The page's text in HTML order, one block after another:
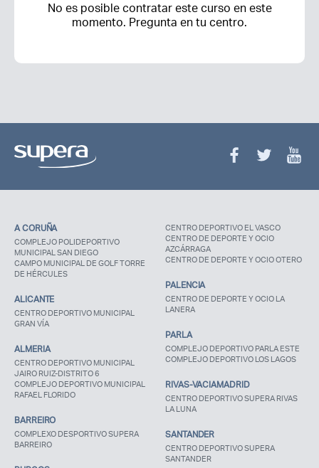
No es posible contratar este curso en este
momento. Pregunta en tu centro.
A CORUÑA
COMPLEJO POLIDEPORTIVO
MUNICIPAL SAN DIEGO
CAMPO MUNICIPAL DE GOLF TORRE
DE HÉRCULES
ALICANTE
CENTRO DEPORTIVO MUNICIPAL
GRAN VÍA
ALMERIA
CENTRO DEPORTIVO MUNICIPAL
JAIRO RUIZ-DISTRITO 6
COMPLEJO DEPORTIVO MUNICIPAL
RAFAEL FLORIDO
BARREIRO
COMPLEXO DESPORTIVO SUPERA
BARREIRO
CENTRO DEPORTIVO EL VASCO
CENTRO DE DEPORTE Y OCIO
AZCÁRRAGA
CENTRO DE DEPORTE Y OCIO OTERO
PALENCIA
CENTRO DE DEPORTE Y OCIO LA
LANERA
PARLA
COMPLEJO DEPORTIVO PARLA ESTE
COMPLEJO DEPORTIVO LOS LAGOS
RIVAS-VACIAMADRID
CENTRO DEPORTIVO SUPERA RIVAS
LA LUNA
SANTANDER
CENTRO DEPORTIVO SUPERA
SANTANDER